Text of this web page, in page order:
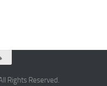
Rights Reserved.